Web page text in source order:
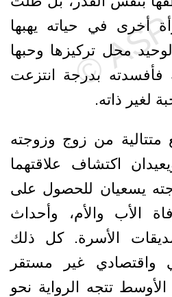
أخرى في حياته يهبها
محل تركيزها وحبها
فأفسدته بدرجة انتزعت
لغير ذاته.
من زوج وزوجته
اكتشاف علاقتهما
يسعيان للحصول على
الأب والأم، وأحداث
الأسرة. كل ذلك
غير مستقر
تتجه الرواية نحو